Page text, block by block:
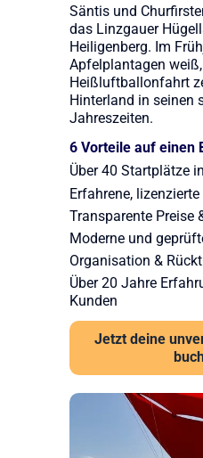
Säntis und
das Linzgauer
Heiligenberg. Im
Apfelplantagen
Heißluftballonfahrt
Hinterland in seinen
Jahreszeiten.
6 Vorteile auf einen
Über 40 Startplätze
Erfahrene,
Transparente Preise
Moderne und
Organisation &
Über 20 Jahre
Kunden
Jetzt deine